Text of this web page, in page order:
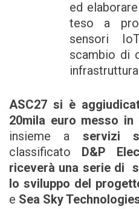
ed
teso a
sensori
scambio di
ASC27 si è
20mila euro messo
insieme a servizi
classificato D&P
riceverà una serie di
lo sviluppo del
e Sea Sky